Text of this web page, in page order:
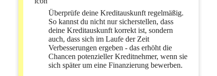
Überprüfe deine Kreditauskunft regelmäßig.
So kannst du nicht nur sicherstellen, dass
deine Kreditauskunft korrekt ist, sondern
auch, dass sich im Laufe der Zeit
Verbesserungen ergeben - das erhöht die
Chancen potenzieller Kreditnehmer, wenn sie
sich später um eine Finanzierung bewerben.